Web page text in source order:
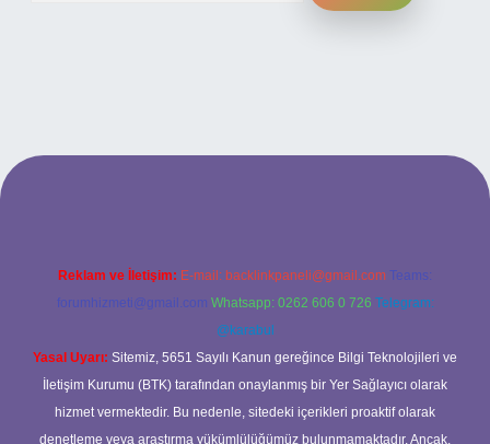
Reklam ve İletişim: E-mail: backlinkpaneli@gmail.com Teams:
forumhizmeti@gmail.com Whatsapp: 0262 606 0 726 Telegram:
@karabul
Yasal Uyarı: Sitemiz, 5651 Sayılı Kanun gereğince Bilgi Teknolojileri ve
İletişim Kurumu (BTK) tarafından onaylanmış bir Yer Sağlayıcı olarak
hizmet vermektedir. Bu nedenle, sitedeki içerikleri proaktif olarak
denetleme veya araştırma yükümlülüğümüz bulunmamaktadır. Ancak,